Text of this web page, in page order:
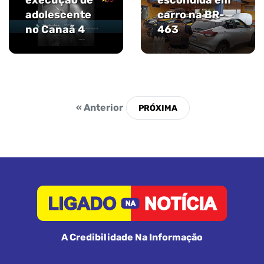
adolescente
no Canaã 4
carro na BR-
463
« Anterior
A Credibilidade Na Informação